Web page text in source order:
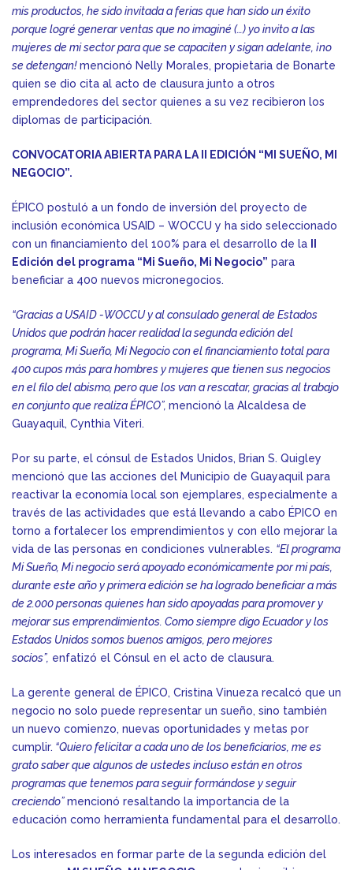
mis productos, he sido invitada a ferias que han sido un éxito
porque logré generar ventas que no imaginé (…) yo invito a las
mujeres de mi sector para que se capaciten y sigan adelante, ¡no
se detengan!mencionó Nelly Morales, propietaria de Bonarte
quien se dio cita al acto de clausura junto a otros
emprendedores del sector quienes a su vez recibieron los
diplomas de participación.
CONVOCATORIA ABIERTA PARA LA II EDICIÓN “MI SUEÑO, MI
NEGOCIO”.
ÉPICO postuló a un fondo de inversión del proyecto de
inclusión económica USAID – WOCCU y ha sido seleccionado
con un financiamiento del 100% para el desarrollo de la
Edición del programa “Mi Sueño, Mi Negocio” para
beneficiar a 400 nuevos micronegocios.
“Gracias a USAID -WOCCU y al consulado general de Estados
Unidos que podrán hacer realidad la segunda edición del
programa, Mi Sueño, Mi Negocio con el financiamiento total para
400 cupos más para hombres y mujeres que tienen sus negocios
en el filo del abismo, pero que los van a rescatar, gracias al trabajo
en conjunto que realiza ÉPICO”, mencionó la Alcaldesa de
Guayaquil, Cynthia Viteri.
Por su parte, el cónsul de Estados Unidos, Brian S. Quigley
mencionó que las acciones del Municipio de Guayaquil para
reactivar la economía local son ejemplares, especialmente a
través de las actividades que está llevando a cabo ÉPICO en
torno a fortalecer los emprendimientos y con ello mejorar la
vida de las personas en condiciones vulnerables. “El programa
Mi Sueño, Mi negocio será apoyado económicamente por mi país,
durante este año y primera edición se ha logrado beneficiar a más
de 2.000 personas quienes han sido apoyadas para promover y
mejorar sus emprendimientos. Como siempre digo Ecuador y los
Estados Unidos somos buenos amigos, pero mejores
socios”, enfatizó el Cónsul en el acto de clausura.
La gerente general de ÉPICO, Cristina Vinueza recalcó que un
negocio no solo puede representar un sueño, sino también
un nuevo comienzo, nuevas oportunidades y metas por
cumplir. “Quiero felicitar a cada uno de los beneficiarios, me es
grato saber que algunos de ustedes incluso están en otros
programas que tenemos para seguir formándose y seguir
creciendo”mencionó resaltando la importancia de la
educación como herramienta fundamental para el desarrollo.
Los interesados en formar parte de la segunda edición del